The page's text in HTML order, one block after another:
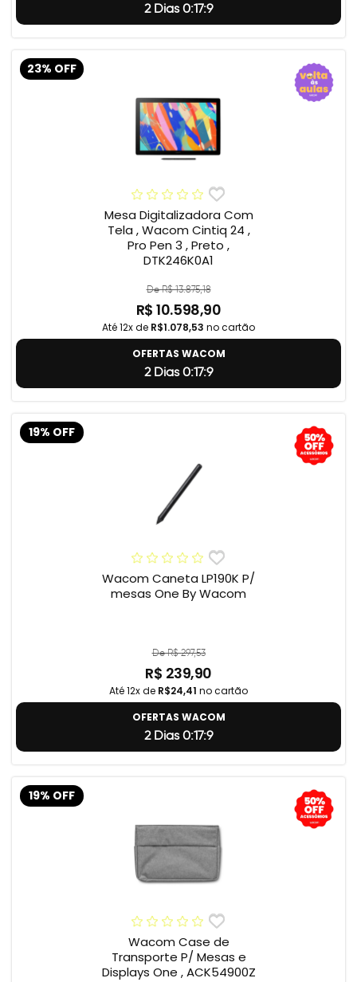
2 Dias 0:17:8
23% OFF
Mesa Digitalizadora Com
Tela , Wacom Cintiq 24 ,
Pro Pen 3 , Preto ,
DTK246K0A1
De R$ 13.875,18
R$ 10.598,90
Até 12x de R$1.078,53 no cartão
OFERTAS WACOM
2 Dias 0:17:8
19% OFF
Wacom Caneta LP190K P/
mesas One By Wacom
De R$ 297,53
R$ 239,90
Até 12x de R$24,41 no cartão
OFERTAS WACOM
2 Dias 0:17:8
19% OFF
Wacom Case de
Transporte P/ Mesas e
Displays One , ACK54900Z